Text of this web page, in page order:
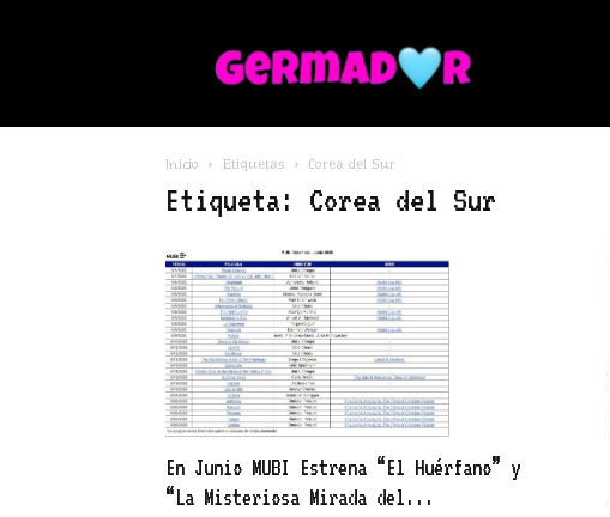
Inicio Etiquetas Corea del Sur
Etiqueta: Corea del Sur
En Junio MUBI Estrena “El Huérfano” y
“La Misteriosa Mirada del...